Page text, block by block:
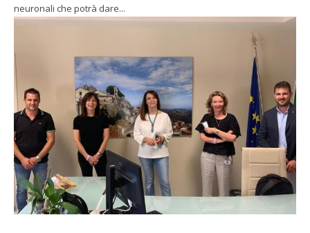
neuronali che potrà dare...